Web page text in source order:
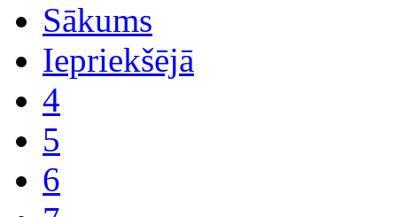
Sākums
Iepriekšējā
4
5
6